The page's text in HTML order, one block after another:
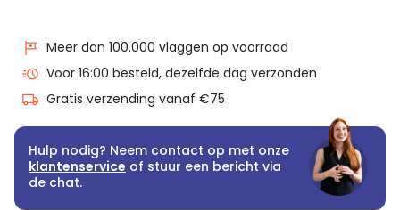
Meer dan 100.000 vlaggen op voorraad
Voor 16:00 besteld, dezelfde dag verzonden
Gratis verzending vanaf €75
Hulp nodig? Neem contact op met onze
klantenservice of stuur een bericht via
de chat.